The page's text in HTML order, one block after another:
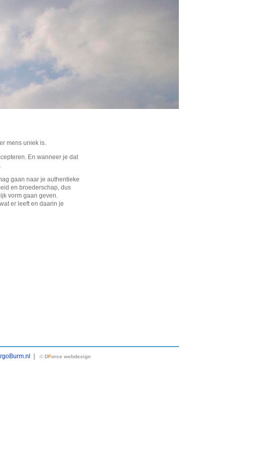
mens uniek is.
En wanneer je dat
gaan naar je authentieke
en broederschap, dus
vorm gaan geven.
er leeft en daarin je
© DForce webdesign